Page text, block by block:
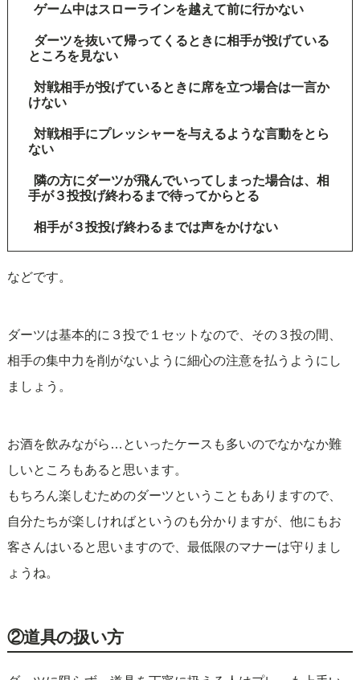
ゲーム中はスローラインを越えて前に行かない
ダーツを抜いて帰ってくるときに相手が投げている
ところを見ない
対戦相手が投げているときに席を立つ場合は一言か
けない
対戦相手にプレッシャーを与えるような言動をとら
ない
隣の方にダーツが飛んでいってしまった場合は、相
手が３投投げ終わるまで待ってからとる
相手が３投投げ終わるまでは声をかけない
などです。
ダーツは基本的に３投で１セットなので、その３投の間、
相手の集中力を削がないように細心の注意を払うようにし
ましょう。
お酒を飲みながら…といったケースも多いのでなかなか難
しいところもあると思います。
もちろん楽しむためのダーツということもありますので、
自分たちが楽しければというのも分かりますが、他にもお
客さんはいると思いますので、最低限のマナーは守りまし
ょうね。
②道具の扱い方